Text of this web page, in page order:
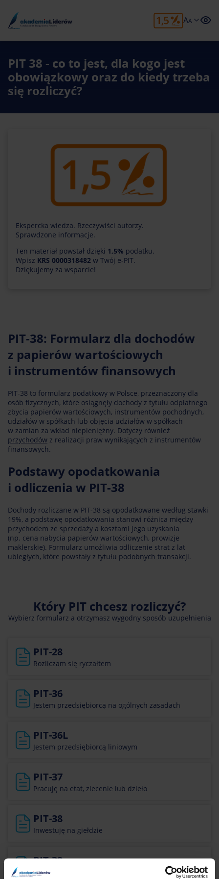
AA
PIT 38 - co to jest, dla kogo jest
obowiązkowy oraz do kiedy trzeba
się rozliczyć?
Ekspercka wiedza. Rzeczywiści autorzy.
Sprawdzone informacje.
Ten materiał powstał dzięki 1,5% podatku.
Wpisz KRS 0000318482 w Twój e-PIT.
Dziękujemy za wsparcie!
PIT-38: Formularz dla dochodów
z papierów wartościowych
i instrumentów finansowych
PIT-38 to formularz podatkowy w Polsce, przeznaczony dla
osób fizycznych, które osiągnęły dochody z tytułu odpłatnego
zbycia papierów wartościowych, instrumentów pochodnych,
udziałów w spółkach lub objęcia udziałów w spółkach
w zamian za wkład niepieniężny. Dotyczy również
przychodów z realizacji praw wynikających z instrumentów
finansowych.
Podstawy opodatkowania
i odliczenia w PIT-38
Dochody rozliczane w PIT-38 są opodatkowane według stawki
19%, a podstawę opodatkowania stanowi różnica między
przychodem ze sprzedaży a kosztami jego uzyskania
(np. cena nabycia papierów wartościowych, prowizje
maklerskie). Formularz umożliwia odliczenie strat z lat
ubiegłych, które powstały z tytułu podobnych transakcji.
Który PIT chcesz rozliczyć?
Wybierz formularz a otrzymasz wygodny sposób uzupełnienia
PIT-28
Rozliczam się ryczałtem
PIT-36
Jestem przedsiębiorcą na ogólnych zasadach
PIT-36L
Jestem przedsiębiorcą liniowym
PIT-37
Pracuję na etat, zlecenie lub dzieło
PIT-38
Inwestuję na giełdzie
PIT-39
Rozliczam sprzedaż nieruchomości